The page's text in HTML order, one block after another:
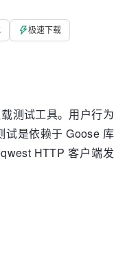
极速下载
测试工具。用户行为
试是依赖于 Goose 库
HTTP 客户端发